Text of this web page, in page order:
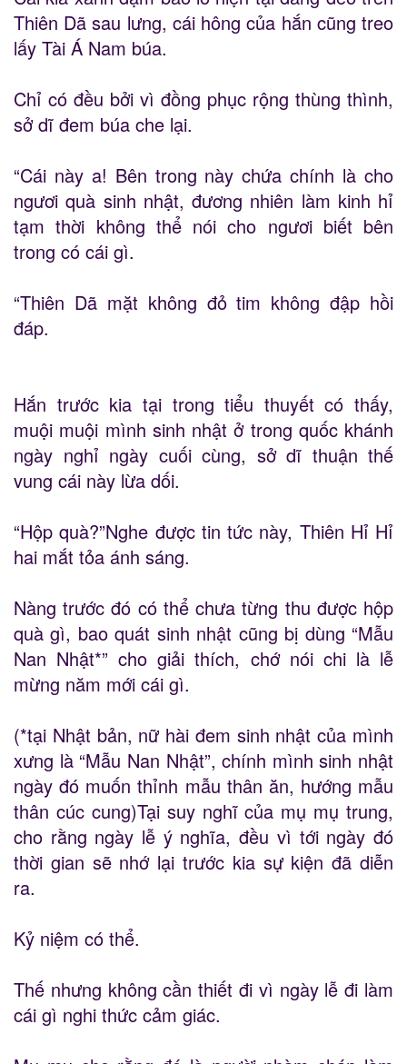
Thiên Dã sau lưng, cái hông của hắn cũng treo
lấy Tài Á Nam búa.
Chỉ có đều bởi vì đồng phục rộng thùng thình,
sở dĩ đem búa che lại.
“Cái này a! Bên trong này chứa chính là cho
ngươi quà sinh nhật, đương nhiên làm kinh hỉ
tạm thời không thể nói cho ngươi biết bên
trong có cái gì.
“Thiên Dã mặt không đỏ tim không đập hồi
đáp.
Hắn trước kia tại trong tiểu thuyết có thấy,
muội muội mình sinh nhật ở trong quốc khánh
ngày nghỉ ngày cuối cùng, sở dĩ thuận thế
vung cái này lừa dối.
“Hộp quà?”Nghe được tin tức này, Thiên Hỉ Hỉ
hai mắt tỏa ánh sáng.
Nàng trước đó có thể chưa từng thu được hộp
quà gì, bao quát sinh nhật cũng bị dùng “Mẫu
Nan Nhật*” cho giải thích, chớ nói chi là lễ
mừng năm mới cái gì.
(*tại Nhật bản, nữ hài đem sinh nhật của mình
xưng là “Mẫu Nan Nhật”, chính mình sinh nhật
ngày đó muốn thỉnh mẫu thân ăn, hướng mẫu
thân cúc cung)Tại suy nghĩ của mụ mụ trung,
cho rằng ngày lễ ý nghĩa, đều vì tới ngày đó
thời gian sẽ nhớ lại trước kia sự kiện đã diễn
ra.
Kỷ niệm có thể.
Thế nhưng không cần thiết đi vì ngày lễ đi làm
cái gì nghi thức cảm giác.